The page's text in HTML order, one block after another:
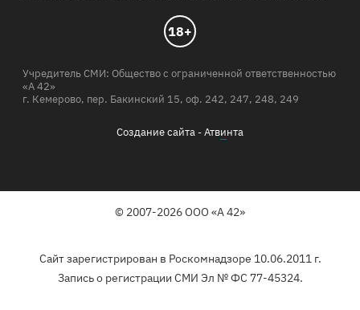
18+
Учредитель СМИ: Общество с ограниченной ответственностью
«А 42»
г. Кемерово, пер. Бакинский 15, оф. 242, 247, 248, 249
Создание сайта -Атвинта
© 2007-2026 ООО «А 42»
Сайт зарегистрирован в Роскомнадзоре 10.06.2011 г.
Запись о регистрации СМИ Эл № ФС 77-45324.